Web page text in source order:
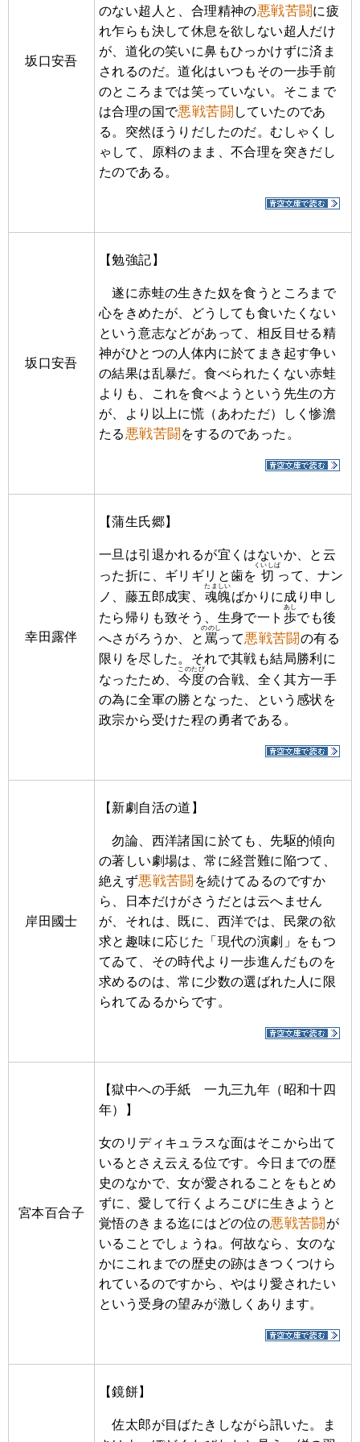
坂口安吾
のない超人と、合理精神の悪戦苦闘に疲
れ乍らも決して休息を欲しない超人だけ
が、道化の笑いに鼻もひっかけずに済ま
されるのだ。道化はいつもその一歩手前
のところまでは笑っていない。そこまで
は合理の国で悪戦苦闘 していたのであ
る。突然ほうりだしたのだ。むしゃくし
ゃして、原料のまま、不合理を突きだし
たのである。
坂口安吾
【勉強記】
遂に赤蛙の生きた奴を食うところまで
心をきめたが、どうしても食いたくない
という意志などがあって、相反目せる精
神がひとつの人体内に於てまき起す争い
の結果は乱暴だ。食べられたくない赤蛙
よりも、これを食べようという先生の方
が、より以上に慌（あわただ）しく惨澹
たる悪戦苦闘 をするのであった。
幸田露伴
【蒲生氏郷】
一旦は引退かれるが宜くはないか、と云
った折に、ギリギリと歯を 切
くいしば
って、ナン
ノ、藤五郎成実、 魂魄
たましい
ばかりに成り申し
たら帰りも致そう、生身で一ト 歩
あし
でも後
へさがろうか、と 罵
ののし
って悪戦苦闘の有る
限りを尽した。それで其戦も結局勝利に
なったため、 今度
このたび
の合戦、全く其方一手
の為に全軍の勝となった、という感状を
政宗から受けた程の勇者である。
岸田國士
【新劇自活の道】
勿論、西洋諸国に於ても、先駆的傾向
の著しい劇場は、常に経営難に陥つて、
絶えず悪戦苦闘 を続けてゐるのですか
ら、日本だけがさうだとは云へません
が、それは、既に、西洋では、民衆の欲
求と趣味に応じた「現代の演劇」をもつ
てゐて、その時代より一歩進んだものを
求めるのは、常に少数の選ばれた人に限
られてゐるからです。
宮本百合子
【獄中への手紙 一九三九年（昭和十四
年）】
女のリディキュラスな面はそこから出て
いるとさえ云える位です。今日までの歴
史のなかで、女が愛されることをもとめ
ずに、愛して行くよろこびに生きようと
覚悟のきまる迄にはどの位の悪戦苦闘 が
いることでしょうね。何故なら、女のな
かにこれまでの歴史の跡はきつくつけら
れているのですから、やはり愛されたい
という受身の望みが激しくあります。
【鏡餅】
佐太郎が目ばたきしながら訊いた。ま